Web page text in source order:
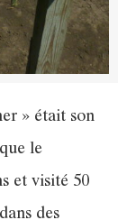
» était son
le
et visité 50
des